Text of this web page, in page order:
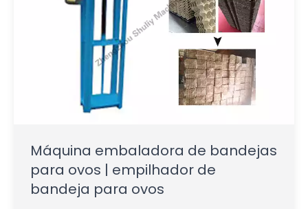
Máquina embaladora de bandejas
para ovos | empilhador de
bandeja para ovos